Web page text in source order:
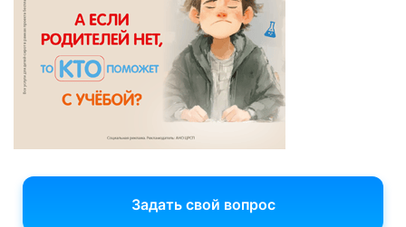
Задать свой вопрос